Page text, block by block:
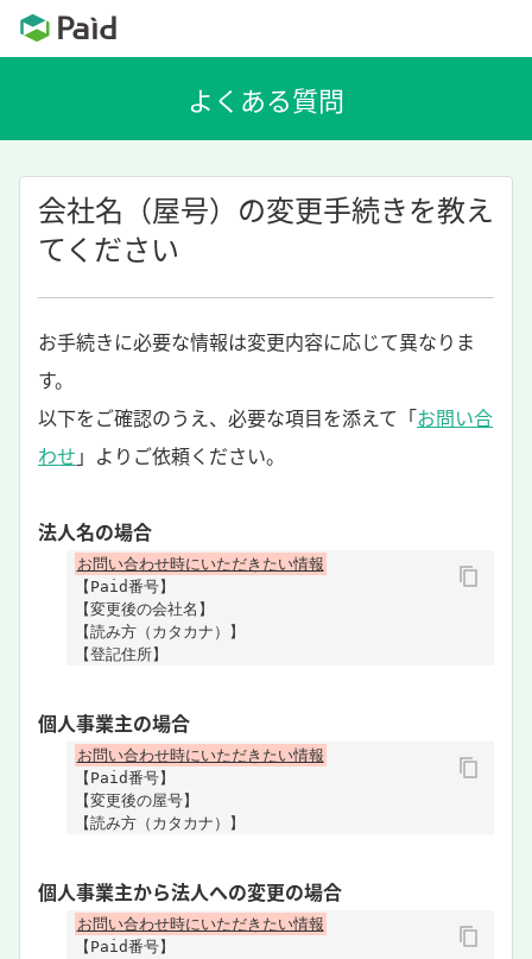
会社名（屋号）の変更手続きを教え
てください
お手続きに必要な情報は変更内容に応じて異なりま
す。
以下をご確認のうえ、必要な項目を添えて「お問い合
わせ 」よりご依頼ください。
法人名の場合
お問い合わせ時にいただきたい情報
【Paid番号】
【変更後の会社名】
【読み方（カタカナ）】
【登記住所】
個人事業主の場合
お問い合わせ時にいただきたい情報
【Paid番号】
【変更後の屋号】
【読み方（カタカナ）】
個人事業主から法人への変更の場合
お問い合わせ時にいただきたい情報
【Paid番号】